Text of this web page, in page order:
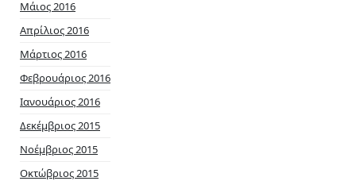
Μάιος 2016
Απρίλιος 2016
Μάρτιος 2016
Φεβρουάριος 2016
Ιανουάριος 2016
Δεκέμβριος 2015
Νοέμβριος 2015
Οκτώβριος 2015